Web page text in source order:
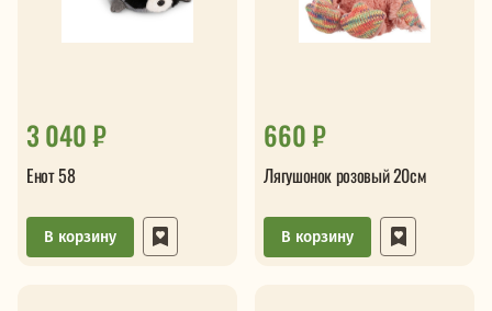
3 040 ₽
Енот 58
В корзину
660 ₽
Лягушонок розовый 20см
В корзину